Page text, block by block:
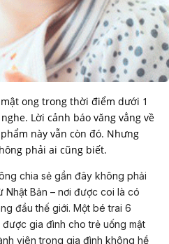
ong trong thời điểm dưới 1
Lời cảnh báo văng vẳng về
này vẫn còn đó. Nhưng
phải ai cũng biết.
chia sẻ gần đây không phải
Nhật Bản – nơi được coi là có
đầu thế giới. Một bé trai 6
gia đình cho trẻ uống mật
viên trong gia đình không hề